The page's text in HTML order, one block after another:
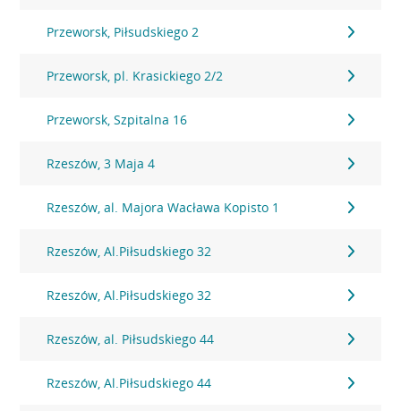
Przeworsk, Piłsudskiego 2
Przeworsk, pl. Krasickiego 2/2
Przeworsk, Szpitalna 16
Rzeszów, 3 Maja 4
Rzeszów, al. Majora Wacława Kopisto 1
Rzeszów, Al.Piłsudskiego 32
Rzeszów, Al.Piłsudskiego 32
Rzeszów, al. Piłsudskiego 44
Rzeszów, Al.Piłsudskiego 44